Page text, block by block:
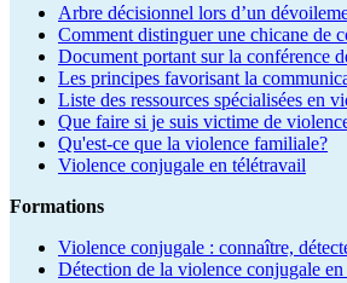
Arbre décisionnel lors d’un
Comment distinguer une chicane de
Document portant sur la conférence
Les principes favorisant la
Liste des ressources spécialisées en
Que faire si je suis victime de
Qu'est-ce que la violence familiale?
Violence conjugale en télétravail
Formations
Violence conjugale : connaître,
Détection de la violence conjugale